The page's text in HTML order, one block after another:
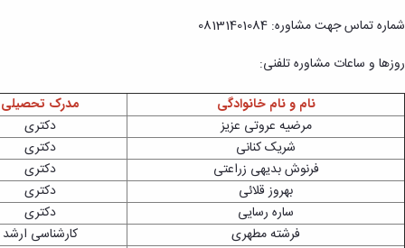
شماره تماس جهت مشاوره: 08131401084
روزها و ساعات مشاوره تلفنی:
نام و نام خانوادگی مدرک تحصیلی
مرضیه عروتی عزیز
دکتری
شریک کنانی
دکتری
فرنوش بدیهی زراعتی
دکتری
بهروز قلائی
دکتری
ساره رسایی
دکتری
فرشته مطهری
کارشناسی ارشد